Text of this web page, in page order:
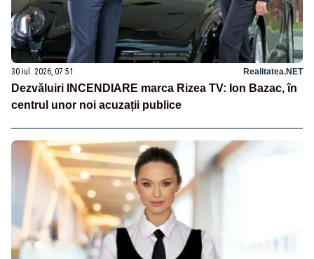
30 iul. 2026, 07:51 Realitatea.NET
Dezvăluiri INCENDIARE marca Rizea TV: Ion Bazac, în
centrul unor noi acuzații publice